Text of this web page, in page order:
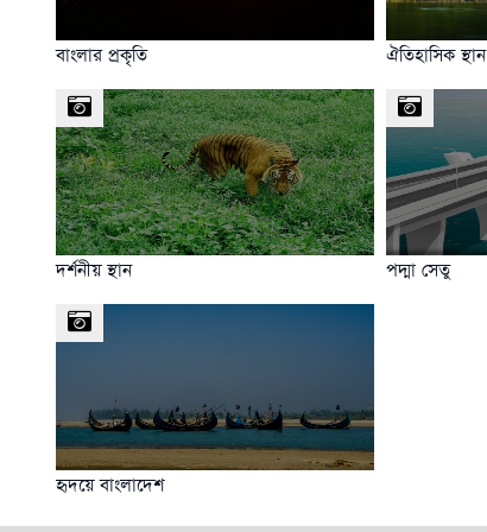
বাংলার প্রকৃতি ঐতিহাসিক স্থান
দর্শনীয় স্থান পদ্মা সেতু
হৃদয়ে বাংলাদেশ